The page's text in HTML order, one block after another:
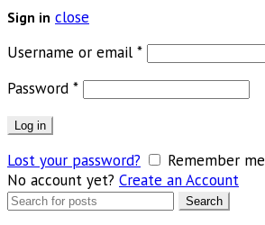
Sign in close
Username or email *Обязательно
Password *Обязательно
Log in
Lost your password?
Remember me
No account yet? Create an Account
Search
Search